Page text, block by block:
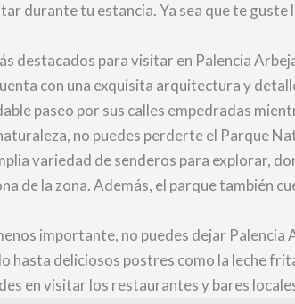
durante tu estancia. Ya sea que te
destacados para visitar en Palencia
con una exquisita arquitectura y
paseo por sus calles empedradas
no puedes perderte el Parque
variedad de senderos para explorar,
de la zona. Además, el parque también
importante, no puedes dejar
hasta deliciosos postres como la leche
en visitar los restaurantes y bares